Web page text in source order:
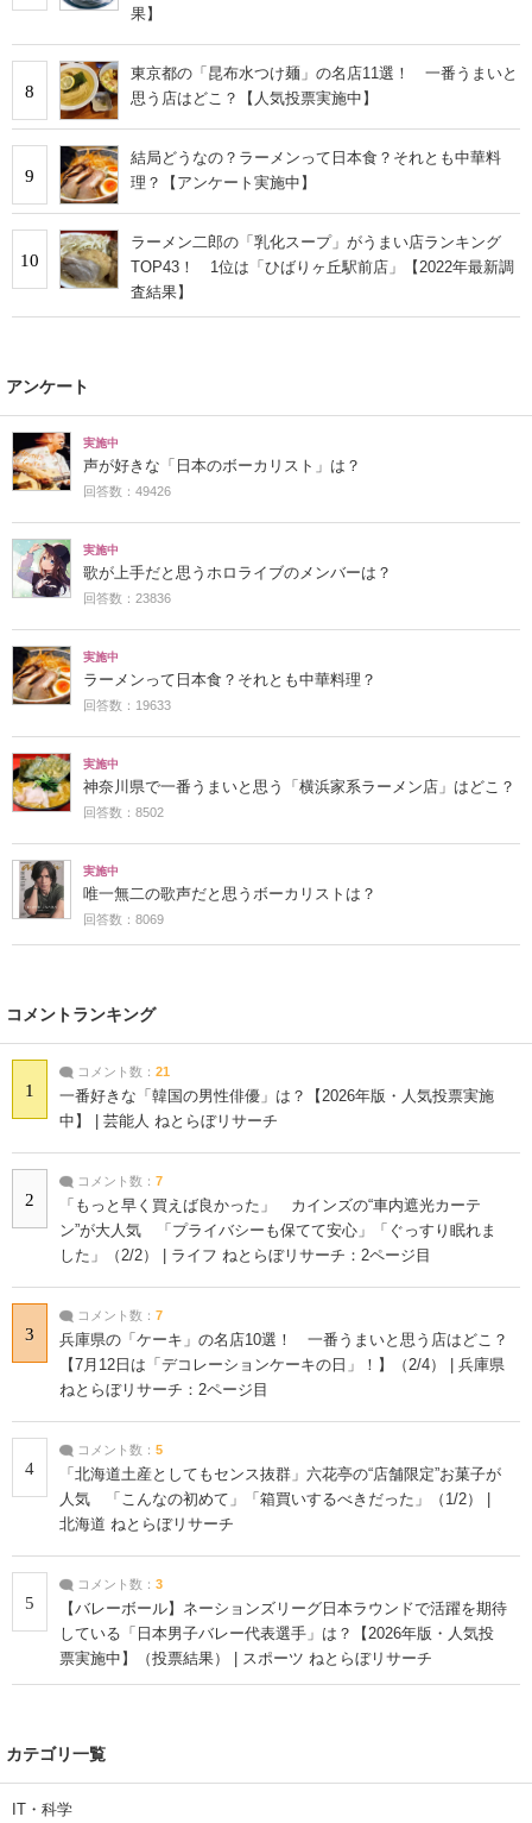
果】
8
東京都の「昆布水つけ麺」の名店11選！ 一番うまいと
思う店はどこ？【人気投票実施中】
9
結局どうなの？ラーメンって日本食？それとも中華料
理？【アンケート実施中】
10
ラーメン二郎の「乳化スープ」がうまい店ランキング
TOP43！ 1位は「ひばりヶ丘駅前店」【2022年最新調
査結果】
アンケート
実施中
声が好きな「日本のボーカリスト」は？
回答数：49426
実施中
歌が上手だと思うホロライブのメンバーは？
回答数：23836
実施中
ラーメンって日本食？それとも中華料理？
回答数：19633
実施中
神奈川県で一番うまいと思う「横浜家系ラーメン店」はどこ？
回答数：8502
実施中
唯一無二の歌声だと思うボーカリストは？
回答数：8069
コメントランキング
1
コメント数： 21
一番好きな「韓国の男性俳優」は？【2026年版・人気投票実施
中】 | 芸能人 ねとらぼリサーチ
2
コメント数： 7
「もっと早く買えば良かった」 カインズの“車内遮光カーテ
ン”が大人気 「プライバシーも保てて安心」「ぐっすり眠れま
した」（2/2） | ライフ ねとらぼリサーチ：2ページ目
3
コメント数： 7
兵庫県の「ケーキ」の名店10選！ 一番うまいと思う店はどこ？
【7月12日は「デコレーションケーキの日」！】（2/4） | 兵庫県
ねとらぼリサーチ：2ページ目
4
コメント数： 5
「北海道土産としてもセンス抜群」六花亭の“店舗限定”お菓子が
人気 「こんなの初めて」「箱買いするべきだった」（1/2） |
北海道 ねとらぼリサーチ
5
コメント数： 3
【バレーボール】ネーションズリーグ日本ラウンドで活躍を期待
している「日本男子バレー代表選手」は？【2026年版・人気投
票実施中】（投票結果） | スポーツ ねとらぼリサーチ
カテゴリ一覧
IT・科学